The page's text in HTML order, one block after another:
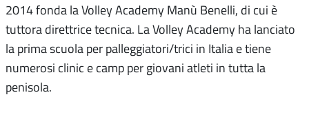
2014 fonda la Volley Academy Manù Benelli, di cui è
tuttora direttrice tecnica. La Volley Academy ha lanciato
la prima scuola per palleggiatori/trici in Italia e tiene
numerosi clinic e camp per giovani atleti in tutta la
penisola.